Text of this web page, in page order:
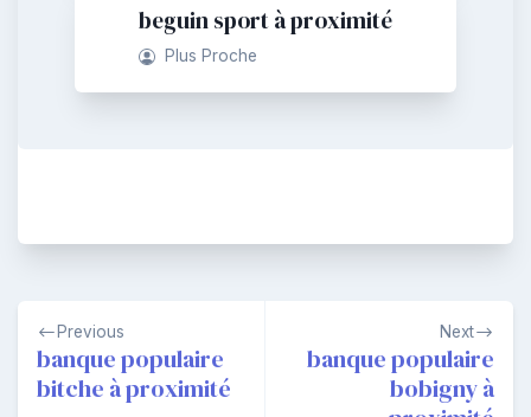
beguin sport à proximité
Plus Proche
Navigation
de
l’article
Previous
banque populaire
bitche à proximité
Next
banque populaire
bobigny à